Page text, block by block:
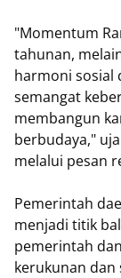
​"Momentum
tahunan,
harmoni sosial
semangat
membangun
berbudaya,"
melalui pesan
​Pemerintah
menjadi titik
pemerintah
kerukunan